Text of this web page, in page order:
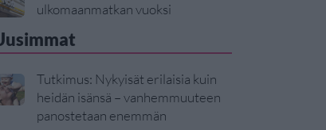
ulkomaanmatkan vuoksi
Tutkimus: Nykyisät erilaisia kuin
heidän isänsä – vanhemmuuteen
panostetaan enemmän